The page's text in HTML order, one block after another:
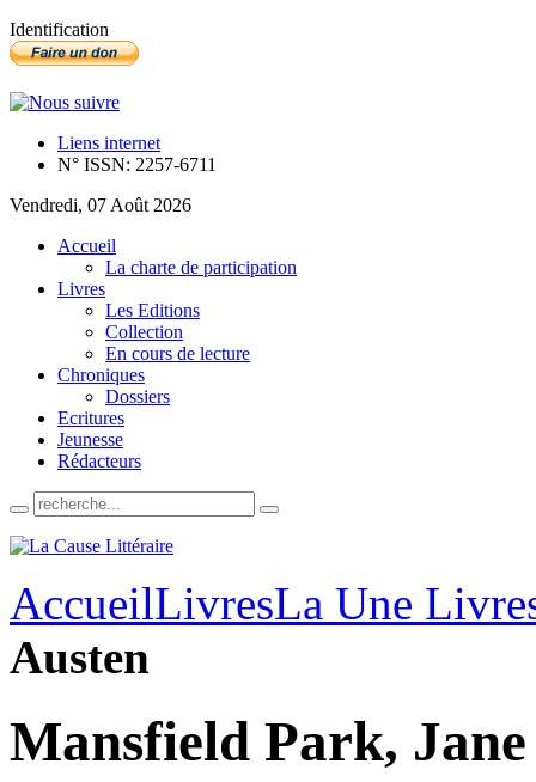
Identification
Liens internet
N° ISSN: 2257-6711
Vendredi, 07 Août 2026
Accueil
La charte de participation
Livres
Les Editions
Collection
En cours de lecture
Chroniques
Dossiers
Ecritures
Jeunesse
Rédacteurs
AccueilLivresLa Une
Austen
Mansfield Park,